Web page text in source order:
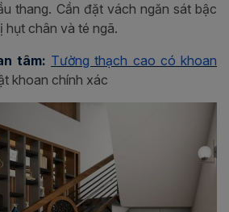
thang. Cần đặt vách ngăn sát bậc
hụt chân và té ngã.
tâm: Tường thạch cao có khoan
khoan chính xác